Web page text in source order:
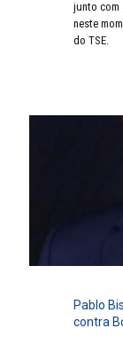
junto com
neste
do TSE.
Pablo
contra